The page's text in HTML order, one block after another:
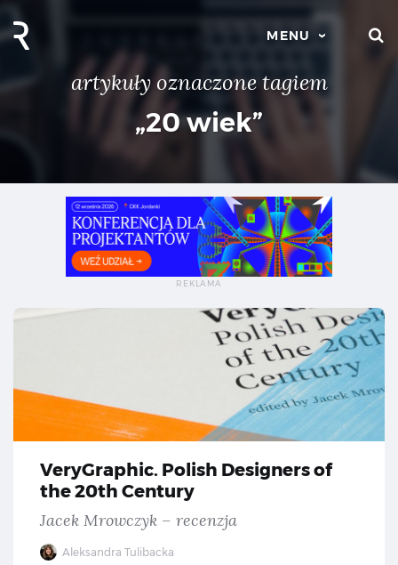
MENU
artykuły oznaczone tagiem
„20 wiek”
VeryGraphic. Polish Designers of
the 20th Century
Jacek Mrowczyk – recenzja
Aleksandra Tulibacka